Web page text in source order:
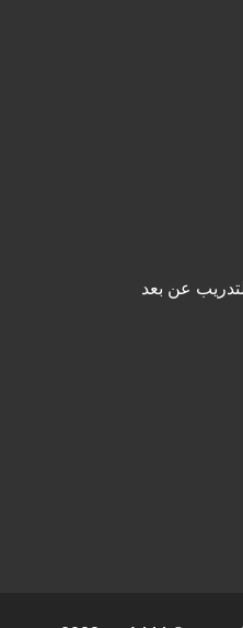
عن بعد